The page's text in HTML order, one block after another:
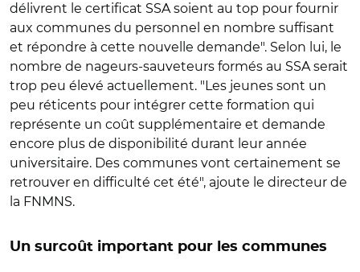
délivrent le certificat SSA soient au top pour fournir
aux communes du personnel en nombre suffisant
et répondre à cette nouvelle demande". Selon lui, le
nombre de nageurs-sauveteurs formés au SSA serait
trop peu élevé actuellement. "Les jeunes sont un
peu réticents pour intégrer cette formation qui
représente un coût supplémentaire et demande
encore plus de disponibilité durant leur année
universitaire. Des communes vont certainement se
retrouver en difficulté cet été", ajoute le directeur de
la FNMNS.
Un surcoût important pour les communes